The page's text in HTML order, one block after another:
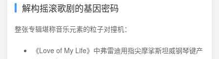
解构摇滚歌剧的基因密码
整张专辑堪称音乐元素的粒子对撞机：
《Love of My Life》中弗雷迪用指尖摩挲斯坦威钢琴键产